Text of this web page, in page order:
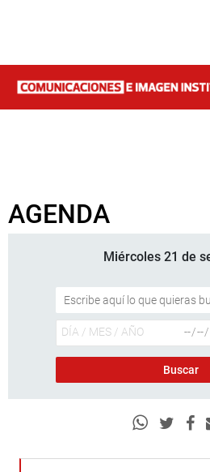
AGENDA
Miércoles 21 de